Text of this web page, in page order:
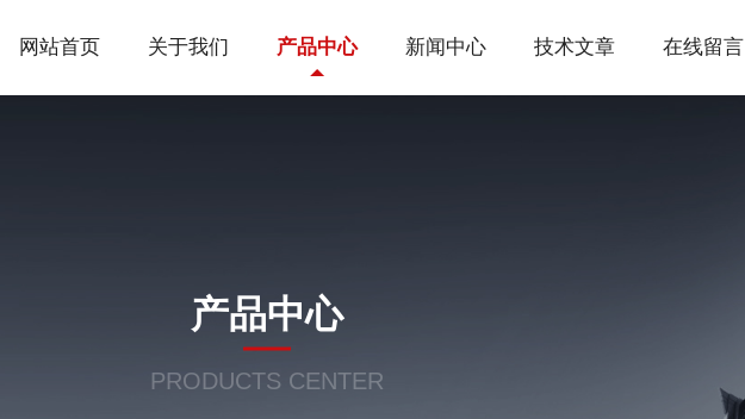
网站首页 关于我们 产品中心 新闻中心 技术文章 在线留言
产品中心
PRODUCTS CENTER